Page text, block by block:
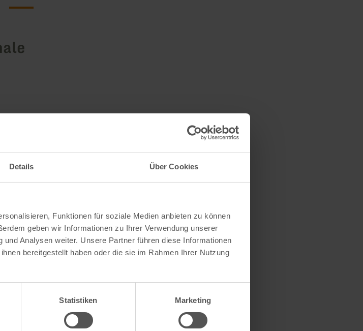
Details Über Cookies
Funktionen für soziale Medien anbieten zu können
geben wir Informationen zu Ihrer Verwendung unserer
Analysen weiter. Unsere Partner führen diese Informationen
bereitgestellt haben oder die sie im Rahmen Ihrer Nutzung
Statistiken Marketing